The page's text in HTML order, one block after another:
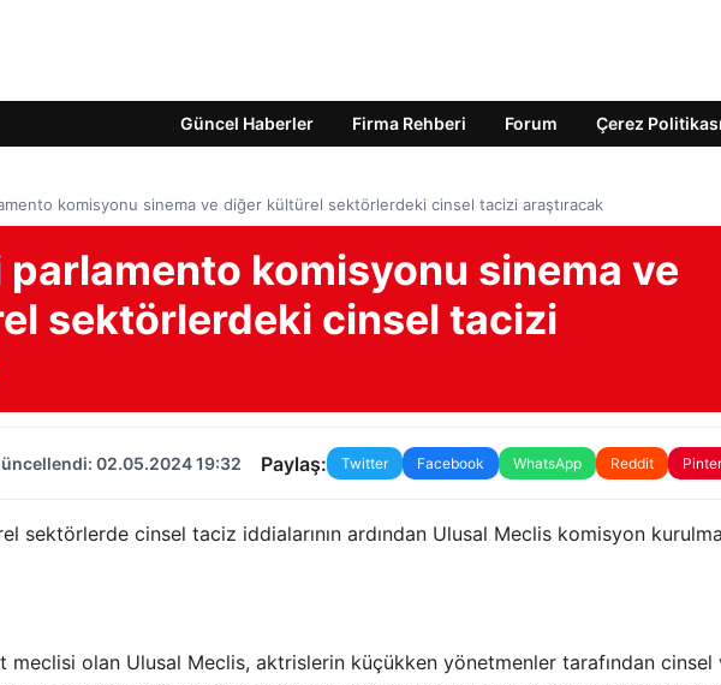
Güncel Haberler Firma Rehberi Forum Çerez Politikası
komisyonu sinema ve diğer kültürel sektörlerdeki cinsel tacizi araştıracak
parlamento komisyonu sinema ve
sektörlerdeki cinsel tacizi
02.05.2024 19:32 Paylaş: Twitter Facebook WhatsApp Reddit
sektörlerde cinsel taciz iddialarının ardından Ulusal Meclis komisyon
meclisi olan Ulusal Meclis, aktrislerin küçükken yönetmenler tarafından cinsel